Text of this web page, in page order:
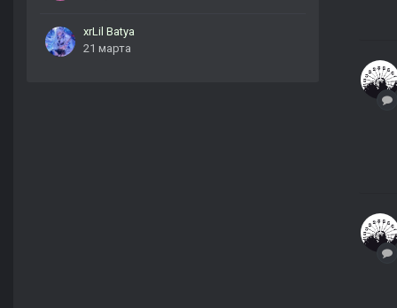
xrLil Batya
21 марта